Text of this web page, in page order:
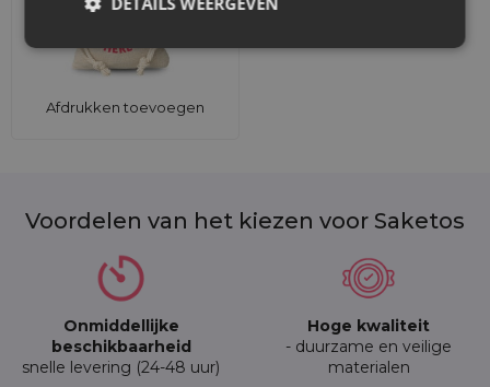
Afdrukken toevoegen
Voordelen van het kiezen voor Saketos
Onmiddellijke
beschikbaarheid
snelle levering (24-48 uur)
Hoge kwaliteit
- duurzame en veilige
materialen